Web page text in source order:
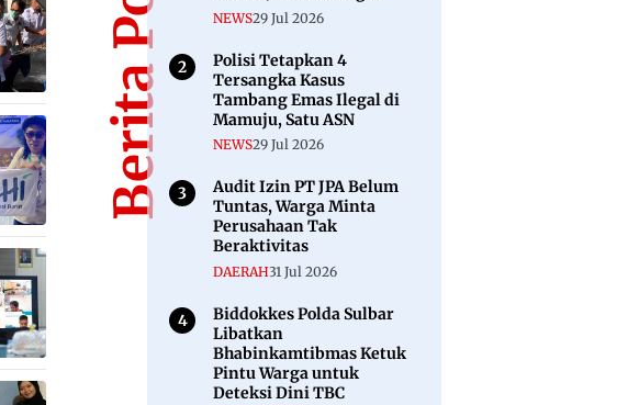
NEWS29 Jul 2026
Polisi Tetapkan 4
Tersangka Kasus
Tambang Emas Ilegal di
Mamuju, Satu ASN
NEWS29 Jul 2026
Audit Izin PT JPA Belum
Tuntas, Warga Minta
Perusahaan Tak
Beraktivitas
DAERAH31 Jul 2026
Biddokkes Polda Sulbar
Libatkan
Bhabinkamtibmas Ketuk
Pintu Warga untuk
Deteksi Dini TBC